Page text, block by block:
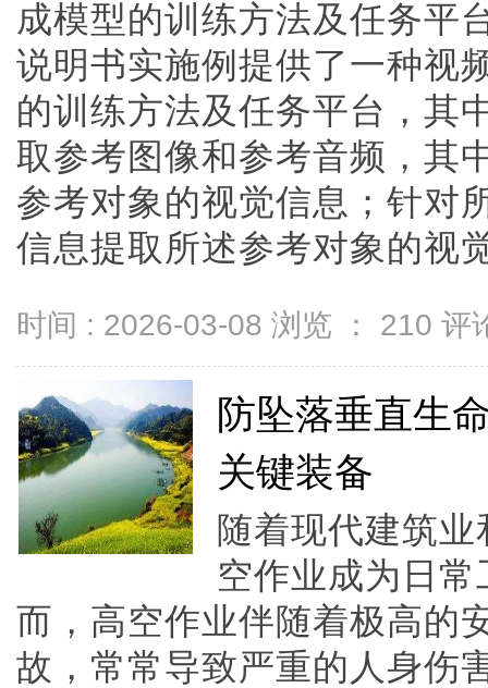
成模型的训练方法及任务平
说明书实施例提供了一种视
的训练方法及任务平台，其
取参考图像和参考音频，其
参考对象的视觉信息；针对
信息提取所述参考对象的视
时间 : 2026-03-08 浏览 ： 210 评
防坠落垂直生
关键装备
随着现代建筑
空作业成为日
而，高空作业伴随着极高的
故，常常导致严重的人身伤